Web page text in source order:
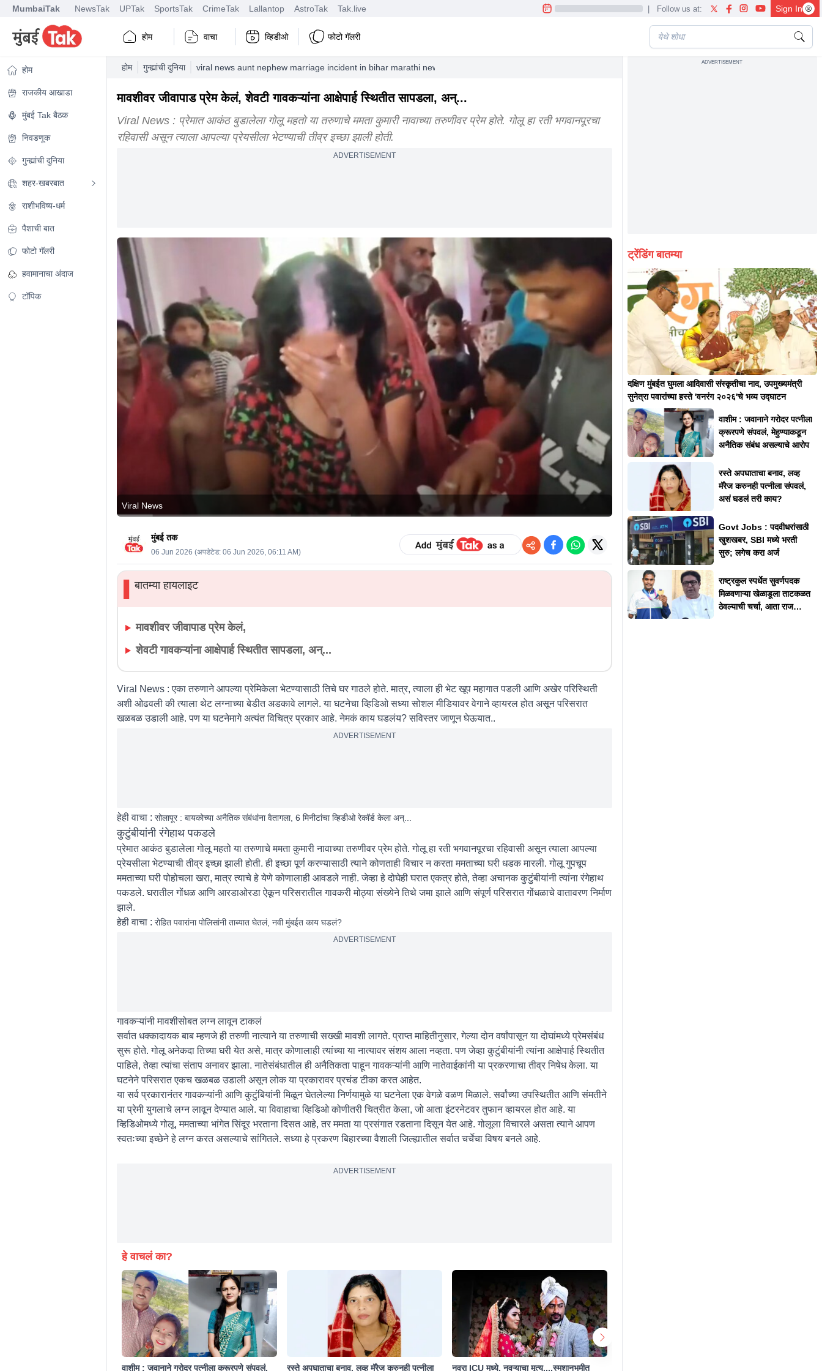
MumbaiTak NewsTak UPTak SportsTak CrimeTak Lallantop AstroTak Tak.live | Follow us at: Sign In
होम वाचा व्हिडीओ फोटो गॅलरी
होम
राजकीय आखाडा
मुंबई Tak बैठक
निवडणूक
गुन्ह्यांची दुनिया
शहर-खबरबात
राशीभविष्य-धर्म
पैशाची बात
फोटो गॅलरी
हवामानाचा अंदाज
टॉपिक
होम गुन्ह्यांची दुनिया viral news aunt nephew marriage incident in bihar marathi news
मावशीवर जीवापाड प्रेम केलं, शेवटी गावकऱ्यांना आक्षेपार्ह स्थितीत सापडला, अन्...
Viral News : प्रेमात आकंठ बुडालेला गोलू महतो या तरुणाचे ममता कुमारी नावाच्या तरुणीवर प्रेम होते. गोलू हा रती भगवानपूरचा
रहिवासी असून त्याला आपल्या प्रेयसीला भेटण्याची तीव्र इच्छा झाली होती.
ADVERTISEMENT
Viral News
मुंबई तक
06 Jun 2026 (अपडेटेड: 06 Jun 2026, 06:11 AM)
▌बातम्या हायलाइट
मावशीवर जीवापाड प्रेम केलं,
शेवटी गावकऱ्यांना आक्षेपार्ह स्थितीत सापडला, अन्...
Viral News: एका तरुणाने आपल्या प्रेमिकेला भेटण्यासाठी तिचे घर गाठले होते. मात्र, त्याला ही भेट खूप महागात पडली आणि अखेर परिस्थिती
अशी ओढवली की त्याला थेट लग्नाच्या बेडीत अडकावे लागले. या घटनेचा व्हिडिओ सध्या सोशल मीडियावर वेगाने व्हायरल होत असून परिसरात
खळबळ उडाली आहे. पण या घटनेमागे अत्यंत विचित्र प्रकार आहे. नेमकं काय घडलंय? सविस्तर जाणून घेऊयात..
ADVERTISEMENT
हेही वाचा : सोलापूर : बायकोच्या अनैतिक संबंधांना वैतागला, 6 मिनीटांचा व्हिडीओ रेकॉर्ड केला अन्...
कुटुंबीयांनी रंगेहाथ पकडले
प्रेमात आकंठ बुडालेला गोलू महतो या तरुणाचे ममता कुमारी नावाच्या तरुणीवर प्रेम होते. गोलू हा रती भगवानपूरचा रहिवासी असून त्याला आपल्या
प्रेयसीला भेटण्याची तीव्र इच्छा झाली होती. ही इच्छा पूर्ण करण्यासाठी त्याने कोणताही विचार न करता ममताच्या घरी धडक मारली. गोलू गुपचूप
ममताच्या घरी पोहोचला खरा, मात्र त्याचे हे येणे कोणालाही आवडले नाही. जेव्हा हे दोघेही घरात एकत्र होते, तेव्हा अचानक कुटुंबीयांनी त्यांना रंगेहाथ
पकडले. घरातील गोंधळ आणि आरडाओरडा ऐकून परिसरातील गावकरी मोठ्या संख्येने तिथे जमा झाले आणि संपूर्ण परिसरात गोंधळाचे वातावरण निर्माण
झाले.
हेही वाचा : रोहित पवारांना पोलिसांनी ताब्यात घेतलं, नवी मुंबईत काय घडलं?
ADVERTISEMENT
गावकऱ्यांनी मावशीसोबत लग्न लावून टाकलं
सर्वात धक्कादायक बाब म्हणजे ही तरुणी नात्याने या तरुणाची सख्खी मावशी लागते. प्राप्त माहितीनुसार, गेल्या दोन वर्षांपासून या दोघांमध्ये प्रेमसंबंध
सुरू होते. गोलू अनेकदा तिच्या घरी येत असे, मात्र कोणालाही त्यांच्या या नात्यावर संशय आला नव्हता. पण जेव्हा कुटुंबीयांनी त्यांना आक्षेपार्ह स्थितीत
पाहिले, तेव्हा त्यांचा संताप अनावर झाला. नातेसंबंधातील ही अनैतिकता पाहून गावकऱ्यांनी आणि नातेवाईकांनी या प्रकरणाचा तीव्र निषेध केला. या
घटनेने परिसरात एकच खळबळ उडाली असून लोक या प्रकारावर प्रचंड टीका करत आहेत.
या सर्व प्रकारानंतर गावकऱ्यांनी आणि कुटुंबियांनी मिळून घेतलेल्या निर्णयामुळे या घटनेला एक वेगळे वळण मिळाले. सर्वांच्या उपस्थितीत आणि संमतीने
या प्रेमी युगलाचे लग्न लावून देण्यात आले. या विवाहाचा व्हिडिओ कोणीतरी चित्रीत केला, जो आता इंटरनेटवर तुफान व्हायरल होत आहे. या
व्हिडिओमध्ये गोलू, ममताच्या भांगेत सिंदूर भरताना दिसत आहे, तर ममता या प्रसंगात रडताना दिसून येत आहे. गोलूला विचारले असता त्याने आपण
स्वतःच्या इच्छेने हे लग्न करत असल्याचे सांगितले. सध्या हे प्रकरण बिहारच्या वैशाली जिल्ह्यातील सर्वात चर्चेचा विषय बनले आहे.
ADVERTISEMENT
हे वाचलं का?
वाशीम : जवानाने गरोदर पत्नीला क्रूरपणे संपवलं,
रस्ते अपघाताचा बनाव, लव्ह मॅरेज करुनही पत्नीला
नवरा ICU मध्ये, नवऱ्याचा मृत्यू...,स्मशानभूमीत
ADVERTISEMENT
ट्रेंडिंग बातम्या
दक्षिण मुंबईत घुमला आदिवासी संस्कृतीचा नाद, उपमुख्यमंत्री
सुनेत्रा पवारांच्या हस्ते 'वनरंग २०२६'चे भव्य उद्घाटन
वाशीम : जवानाने गरोदर पत्नीला
क्रूरपणे संपवलं, मेहुण्याकडून
अनैतिक संबंध असल्याचे आरोप
रस्ते अपघाताचा बनाव, लव्ह
मॅरेज करुनही पत्नीला संपवलं,
असं घडलं तरी काय?
Govt Jobs : पदवीधरांसाठी
खुशखबर, SBI मध्ये भरती
सुरु; लगेच करा अर्ज
राष्ट्रकुल स्पर्धेत सुवर्णपदक
मिळवणाऱ्या खेळाडूला ताटकळत
ठेवल्याची चर्चा, आता राज